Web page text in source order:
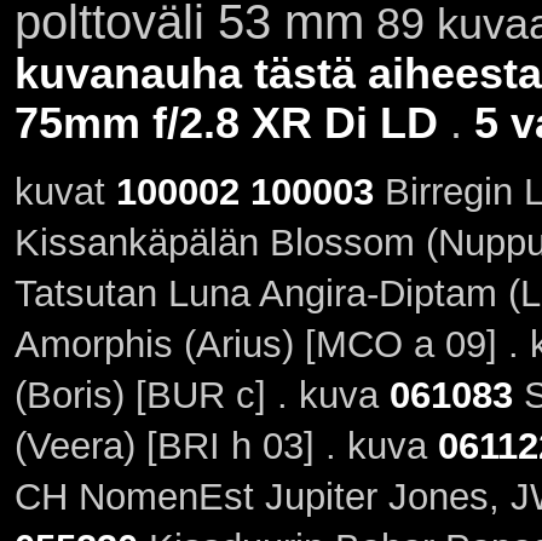
polttoväli 53 mm 89
kuvanauha tästä aiheesta
75mm f/2.8 XR Di LD . 5
kuvat 100002 100003Birregin
Kissankäpälän Blossom
Tatsutan Luna Angira-Diptam
Amorphis (Arius) [MCO a 09] .
(Boris) [BUR c] . kuva 061083
(Veera) [BRI h 03] . kuva
CH NomenEst Jupiter Jones,